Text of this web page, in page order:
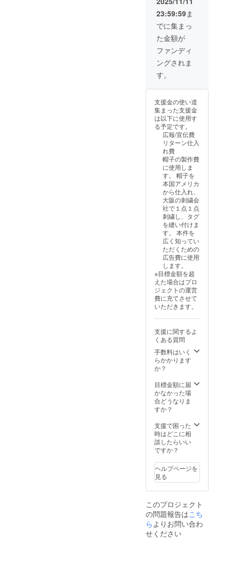
色の２
個でも
結構で
す。
ワッペ
ンのサ
イズ：
横
55mm×
m 30名
様限定
とさせ
ていた
だきま
す。
的な３
個セッ
トをご
希望の
方は備
考欄に
お書き
加えく
んな組
み合わ
せでも
承りま
す。 記
載がな
い場合
は、ブ
ラッ
ク、ネ
イ
ビー、
グレー
の3色
セット
をお届
けいた
しま
す。
／電話
番号を
ご記載
くださ
い。
を20%
以上
OFFと
して、
5000円
（消費
税・送
料込
ぞ。 製
ちお届
けしま
すの
で、お
名前／
お届け
番号・
ご住所
／電話
番号を
ご記載
くださ
い。
23:59:59ま
でに集まっ
た金額が
ファンディ
ングされま
す。
支援金の使い道
集まった支援金
は以下に使用す
る予定です。
広報/宣伝費
リターン仕入
れ費
帽子の製作費
に使用しま
す。 帽子を
本国アメリカ
から仕入れ、
大阪の刺繍会
社で１点１点
刺繍し、タグ
を縫い付けま
す。 本件を
広く知ってい
ただくための
広告費に使用
します。
※目標金額を超
えた場合はプロ
ジェクトの運営
費に充てさせて
いただきます。
支援に関するよ
くある質問
手数料はいく
らかかります
か？
目標金額に届
かなかった場
合どうなりま
すか？
支援で困った
時はどこに相
談したらいい
ですか？
ヘルプページを
見る
このプロジェクト
の問題報告はこち
らよりお問い合わ
せください